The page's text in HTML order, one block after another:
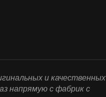
и качественных
напрямую с фабрик с